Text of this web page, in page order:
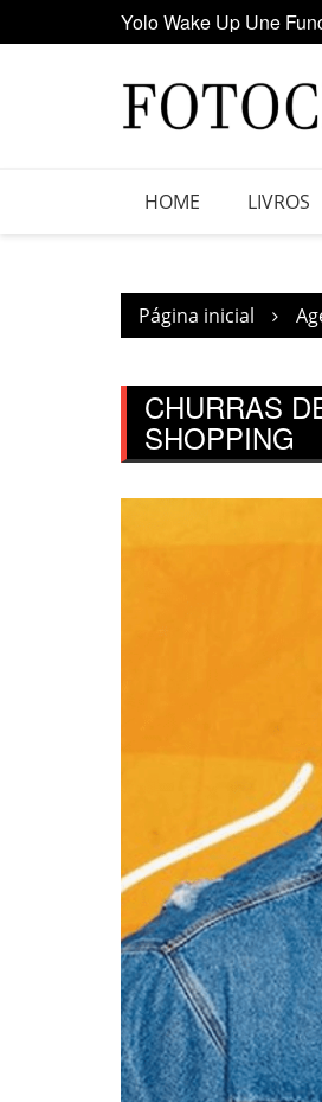
para
Maior clube de vinil da
HOME LIVROS
Página inicial
CHURRAS
SHOPPING